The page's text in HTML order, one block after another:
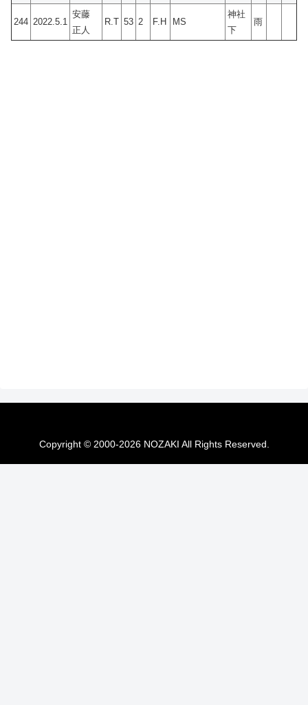
244 2022.5.1
安藤
正人
R.T 53 2 F.H MS
神社
下
雨
Copyright © 2000-2026 NOZAKI All Rights Reserved.